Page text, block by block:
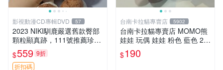
影視動漫CD專輯DVD 57
2023 NIKI馴鹿嚴選舊款臀部
顆粒顯真跡，111號推薦珍藏
品 馴鹿 舊款 尾巴顆粒
$559 9折
折扣碼
台南卡拉貓專賣店 5902
台南卡拉貓專賣店 MOMO熊
娃娃 玩偶 娃娃 粉色 藍色 2色
分售
$190